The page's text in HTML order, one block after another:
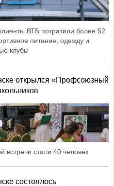
ВТБ потратили более 52
питание, одежду и
клубы
открылся «Профсоюзный
встречи стали 40 человек
состоялось